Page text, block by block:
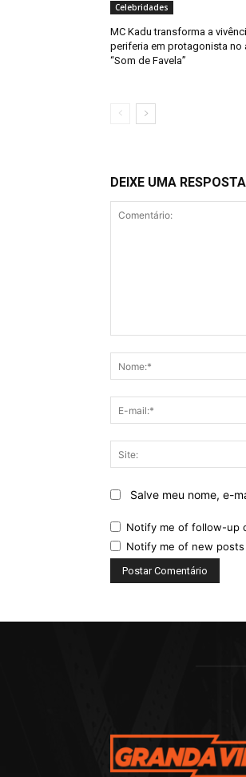
Celebridades
MC Kadu transforma a
periferia em protagonista no
“Som de Favela”
DEIXE UMA RESPOSTA
Salve meu nome, e-
Notify me of follow-up
Notify me of new posts